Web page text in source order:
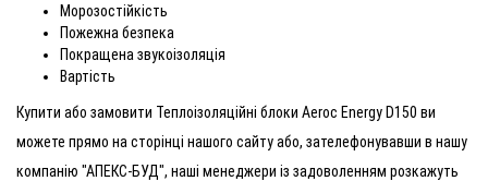
Морозостійкість
Пожежна безпека
Покращена звукоізоляція
Вартість
Купити або замовити Теплоізоляційні блоки Aeroc Energy D150 ви
можете прямо на сторінці нашого сайту або, зателефонувавши в нашу
компанію "АПЕКС-БУД", наші менеджери із задоволенням розкажуть